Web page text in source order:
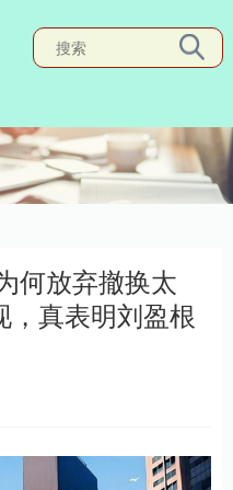
何放弃撤换太
真表明刘盈根